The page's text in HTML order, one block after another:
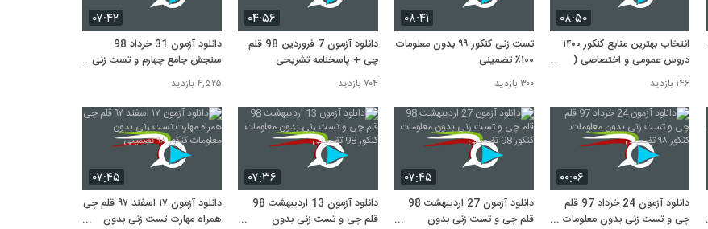
دانلود آزمون 24 خرداد 97 قلم چی و
تست زنی بدون معلومات کنکور ۹۸
تضمینی
۵۷۳ بازدید
۰۸:۵۰
انتخاب بهترین منابع کنکور ۱۴۰۰
دروس عمومی و اختصاصی (
تست زنی بدون معلومات )
۱۴۶ بازدید
۰۸:۴۱
تست زنی کنکور ۹۹ بدون معلومات
۱۰۰٪ تضمینی
۳۰۰ بازدید
۰۴:۵۶
دانلود آزمون 7 فروردین 98 قلم
چی + پاسخنامه تشریحی
۷۰۴ بازدید
۰۷:۴۲
دانلود آزمون 31 خرداد 98
سنجش جامع چهارم و تست زنی
بدون معلومات کنکور 98 تضمینی
۴,۵۲۵ بازدید
۰۰:۰۶
دانلود آزمون 24 خرداد 97 قلم
چی و تست زنی بدون معلومات
۰۷:۴۵
دانلود آزمون 27 اردیبهشت 98
قلم چی و تست زنی بدون
۰۷:۳۶
دانلود آزمون 13 اردیبهشت 98
قلم چی و تست زنی بدون
۰۷:۴۵
دانلود آزمون ۱۷ اسفند ۹۷ قلم چی
همراه مهارت تست زنی بدون